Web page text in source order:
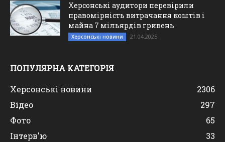
Херсонські аудитори перевірили
правомірність витрачання коштів і
майна 7 мільярдів гривень
Херсонські новини 21.04.2025
ПОПУЛЯРНА КАТЕГОРІЯ
Херсонські новини
2306
Відео
297
Фото
65
Інтерв'ю
33